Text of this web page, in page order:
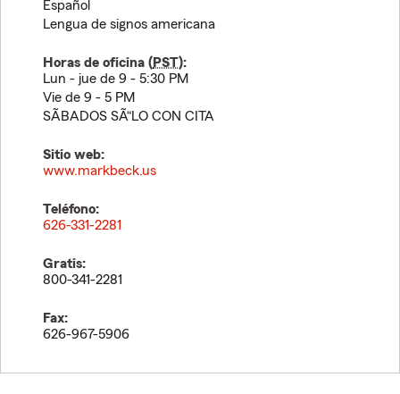
Español
Lengua de signos americana
Horas de oficina (PST):
Lun - jue de 9 - 5:30 PM
Vie de 9 - 5 PM
SÃBADOS SÃ“LO CON CITA
Sitio web:
www.markbeck.us
Teléfono:
626-331-2281
Gratis:
800-341-2281
Fax:
626-967-5906